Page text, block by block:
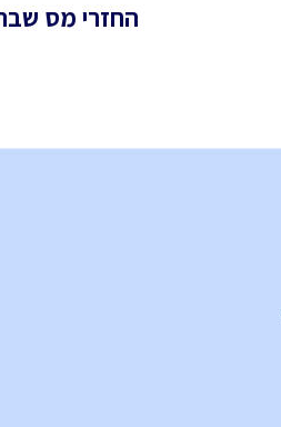
החזרי מס